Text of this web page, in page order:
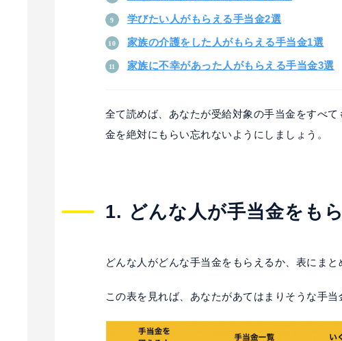
学びたい人がもらえる手当金2選
家族の介護をした人がもらえる手当金1選
家族に不幸があった人がもらえる手当金3選
全て読めば、あなたが受給対象の手当金をすべ
金を絶対にもらい忘れないようにしましょう。
1. どんな人が手当金をも
どんな人がどんな手当金をもらえるか、表にまと
この表を見れば、あなたがあてはまりそうな手当